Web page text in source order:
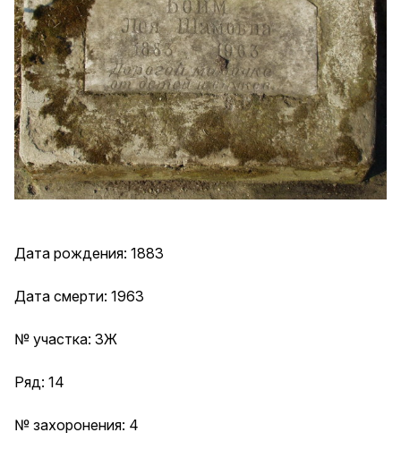
Дата рождения: 1883
Дата смерти: 1963
№ участка: 3Ж
Ряд: 14
№ захоронения: 4